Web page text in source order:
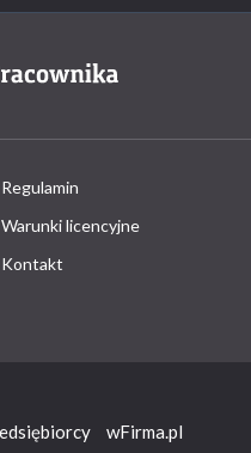
Regulamin
Warunki licencyjne
Kontakt
wFirma.pl